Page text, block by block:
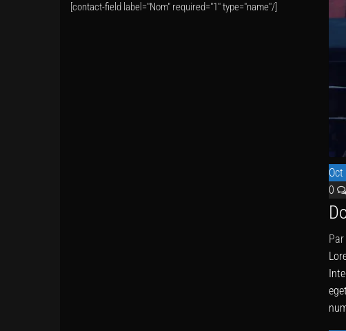
Oct
0
Par
[contact-field label="Nom" required="1" type="name"/]